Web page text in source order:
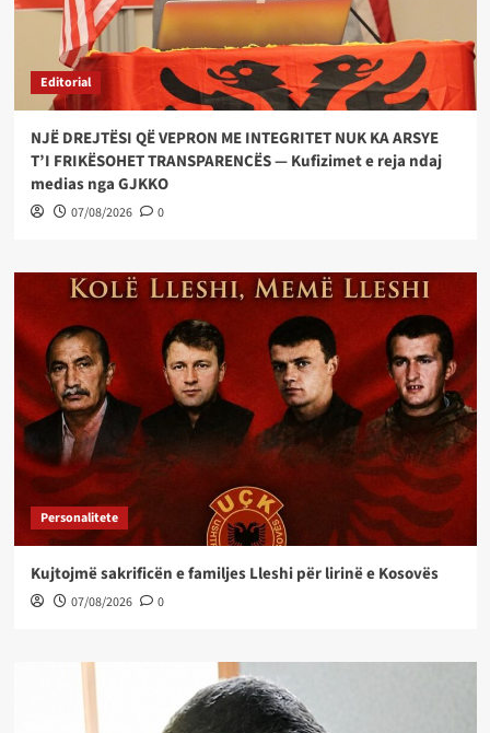
Editorial
NJË DREJTËSI QË VEPRON ME INTEGRITET NUK KA ARSYE
T’I FRIKËSOHET TRANSPARENCËS — Kufizimet e reja ndaj
medias nga GJKKO
07/08/2026 0
Personalitete
Kujtojmë sakrificën e familjes Lleshi për lirinë e Kosovës
07/08/2026 0